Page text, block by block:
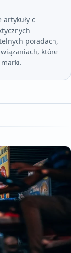
artykuły o
poradach,
które